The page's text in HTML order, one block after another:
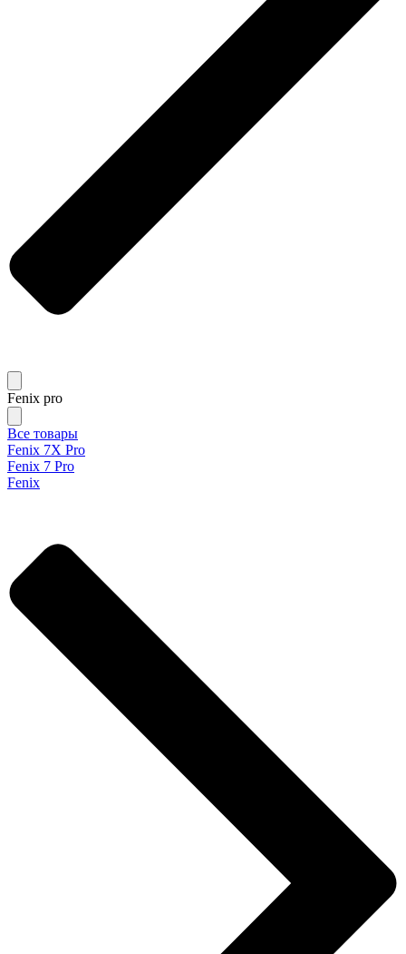
Fenix pro
Все товары
Fenix 7X Pro
Fenix 7 Pro
Fenix